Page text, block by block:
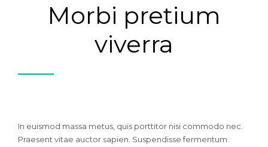
Morbi pretium
viverra
In euismod massa metus, quis porttitor nisi commodo nec.
Praesent vitae auctor sapien. Suspendisse fermentum